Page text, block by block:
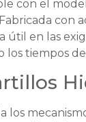
con el
en las
tiempos
los